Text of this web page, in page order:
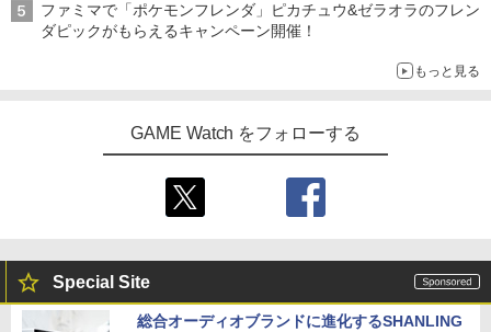
【中古】Nintendo マリオカート8 デラ
ックス 【Nintendo Switch】【アリオ倉
【オリジナル トトロの手ぬぐい特典付】
【Blu-ray】【新品】 もののけ姫 Blu-ra
ファミマで「ポケモンフレンダ」ピカチュウ&ゼラオラのフレン
ダピックがもらえるキャンペーン開催！
もっと見る
GAME Watch をフォローする
Special Site
総合オーディオブランドに進化するSHANLING